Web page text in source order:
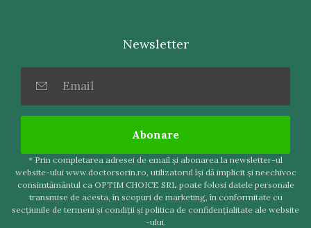
Newsletter
Abonare
* Prin completarea adresei de email şi abonarea la newsletter-ul
website-ului www.doctorsorin.ro, utilizatorul îşi dă implicit şi neechivoc
consimtământul ca OPTIM CHOICE SRL poate folosi datele personale
transmise de acesta, în scopuri de marketing, în conformitate cu
secţiunile de termeni şi condiţii şi politica de confidenţialitate ale website
-ului.